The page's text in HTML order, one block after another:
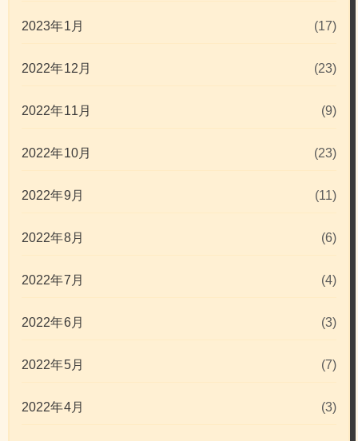
2023年1月 (17)
2022年12月 (23)
2022年11月 (9)
2022年10月 (23)
2022年9月 (11)
2022年8月 (6)
2022年7月 (4)
2022年6月 (3)
2022年5月 (7)
2022年4月 (3)